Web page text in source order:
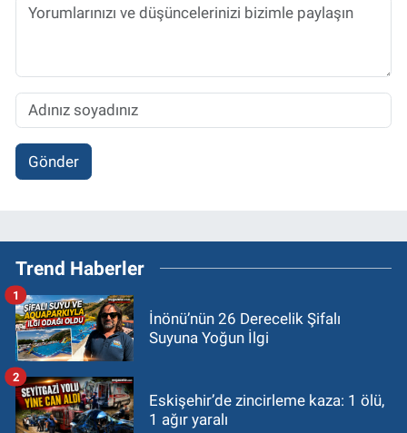
Gönder
Trend Haberler
İnönü’nün 26 Derecelik Şifalı
Suyuna Yoğun İlgi
1
Eskişehir’de zincirleme kaza: 1 ölü,
1 ağır yaralı
2